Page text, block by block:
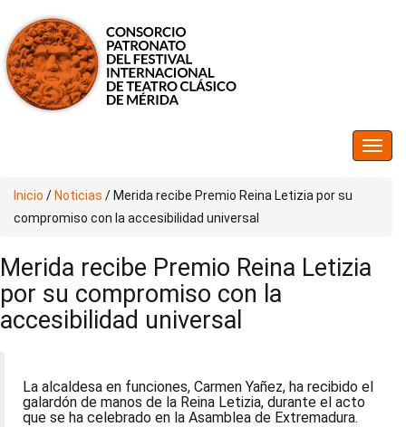
Inicio / Noticias / Merida recibe Premio Reina Letizia por su
compromiso con la accesibilidad universal
Merida recibe Premio Reina Letizia
por su compromiso con la
accesibilidad universal
La alcaldesa en funciones, Carmen Yañez, ha recibido el
galardón de manos de la Reina Letizia, durante el acto
que se ha celebrado en la Asamblea de Extremadura.